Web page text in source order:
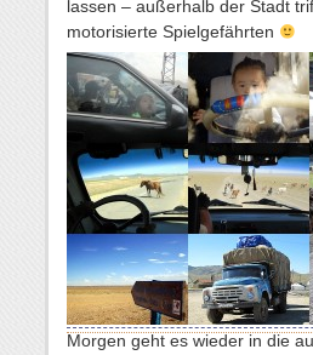
lassen – außerhalb der Stadt
motorisierte Spielgefährten
Morgen geht es wieder in die